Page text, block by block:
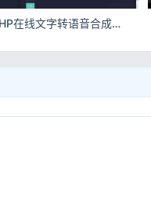
PHP在线文字转语音合成源码 基于百度API